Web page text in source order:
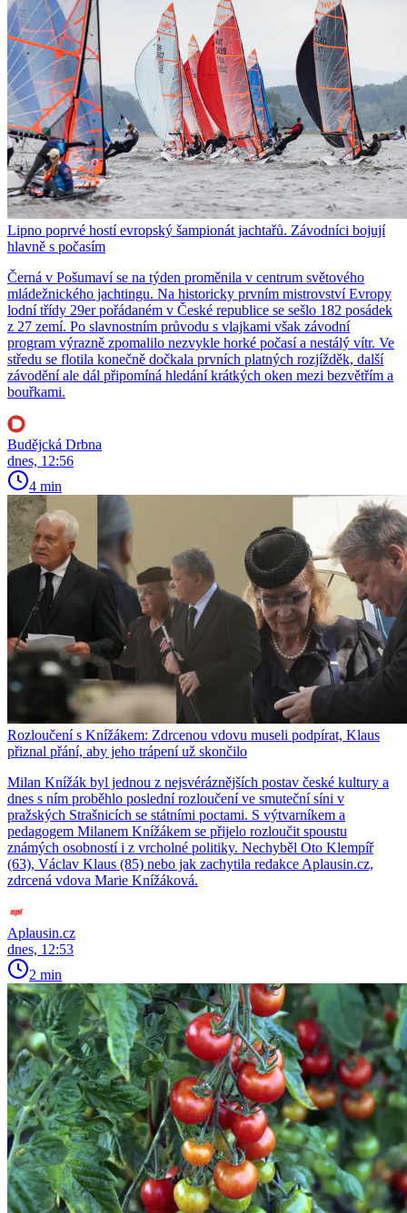
Lipno poprvé hostí evropský šampionát jachtařů. Závodníci bojují
hlavně s počasím
Černá v Pošumaví se na týden proměnila v centrum světového
mládežnického jachtingu. Na historicky prvním mistrovství Evropy
lodní třídy 29er pořádaném v České republice se sešlo 182 posádek
z 27 zemí. Po slavnostním průvodu s vlajkami však závodní
program výrazně zpomalilo nezvykle horké počasí a nestálý vítr. Ve
středu se flotila konečně dočkala prvních platných rozjížděk, další
závodění ale dál připomíná hledání krátkých oken mezi bezvětřím a
bouřkami.
Budějcká Drbna
dnes, 12:56
4 min
Rozloučení s Knížákem: Zdrcenou vdovu museli podpírat, Klaus
přiznal přání, aby jeho trápení už skončilo
Milan Knížák byl jednou z nejsvéráznějších postav české kultury a
dnes s ním proběhlo poslední rozloučení ve smuteční síni v
pražských Strašnicích se státními poctami. S výtvarníkem a
pedagogem Milanem Knížákem se přijelo rozloučit spoustu
známých osobností i z vrcholné politiky. Nechyběl Oto Klempíř
(63), Václav Klaus (85) nebo jak zachytila redakce Aplausin.cz,
zdrcená vdova Marie Knížáková.
Aplausin.cz
dnes, 12:53
2 min